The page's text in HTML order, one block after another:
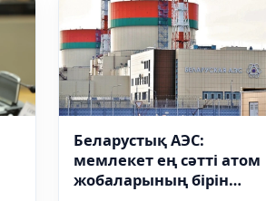
Беларустық АЭС:
мемлекет ең сәтті атом
жобаларының бірін